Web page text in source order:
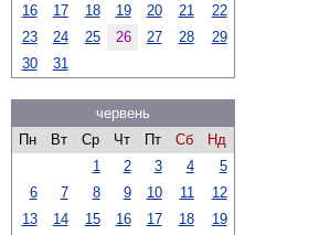
16
17 18 19 20 21
22
23
24 25 26 27 28
29
30
31
червень
Пн
Вт Ср Чт Пт Сб
Нд
1
2 3 4
5
6
7 8 9 10 11
12
13
14 15 16 17 18
19